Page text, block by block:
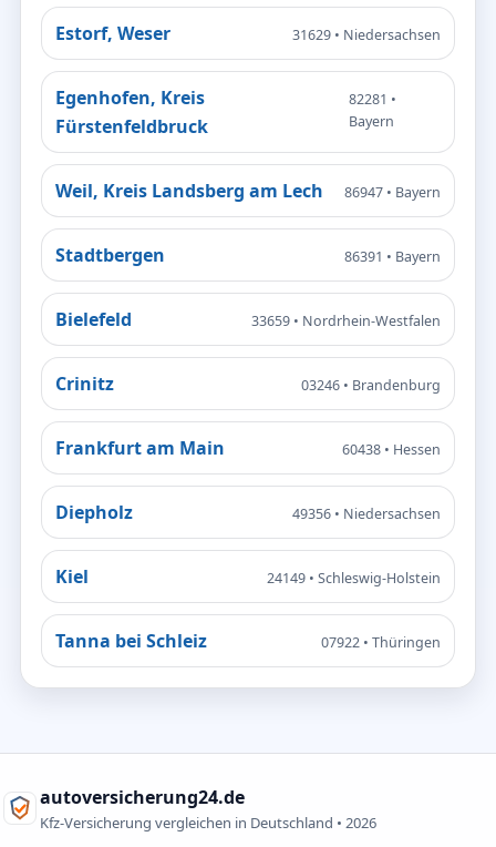
Estorf, Weser 31629 • Niedersachsen
Egenhofen, Kreis
Fürstenfeldbruck
82281 •
Bayern
Weil, Kreis Landsberg am Lech 86947 • Bayern
Stadtbergen 86391 • Bayern
Bielefeld 33659 • Nordrhein-Westfalen
Crinitz 03246 • Brandenburg
Frankfurt am Main 60438 • Hessen
Diepholz 49356 • Niedersachsen
Kiel 24149 • Schleswig-Holstein
Tanna bei Schleiz 07922 • Thüringen
autoversicherung24.de
Kfz-Versicherung vergleichen in Deutschland • 2026